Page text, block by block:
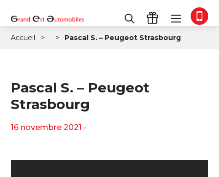
Accueil Pascal S. – Peugeot Strasbourg
Pascal S. – Peugeot
Strasbourg
16 novembre 2021 -